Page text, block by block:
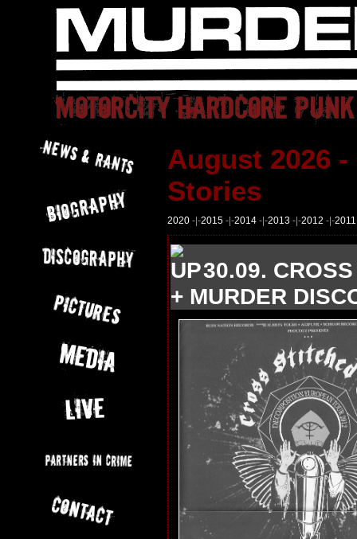
August 2026 -
Stories
2020 -|-2015 -|-2014 -|-2013 -|-2012 -|-2011
30.09. CROSS
+ MURDER